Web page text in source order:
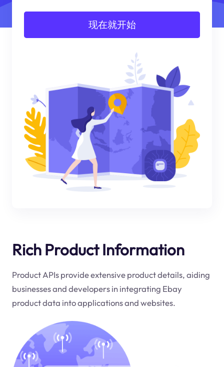
现在就开始
Rich Product Information
Product APIs provide extensive product details, aiding
businesses and developers in integrating Ebay
product data into applications and websites.